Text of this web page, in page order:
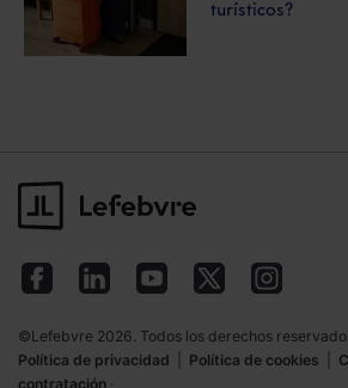
turísticos?
©Lefebvre 2026. Todos los derechos
Política de privacidad
Política de cookies
contratación ·